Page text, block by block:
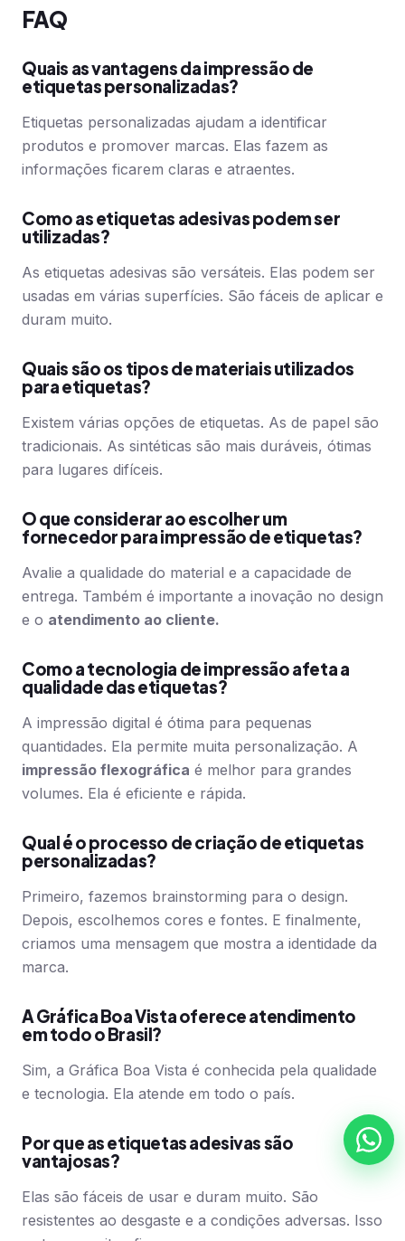
FAQ
Quais as vantagens da impressão de
etiquetas personalizadas?
Etiquetas personalizadas ajudam a identificar
produtos e promover marcas. Elas fazem as
informações ficarem claras e atraentes.
Como as etiquetas adesivas podem ser
utilizadas?
As etiquetas adesivas são versáteis. Elas podem ser
usadas em várias superfícies. São fáceis de aplicar e
duram muito.
Quais são os tipos de materiais utilizados
para etiquetas?
Existem várias opções de etiquetas. As de papel são
tradicionais. As sintéticas são mais duráveis, ótimas
para lugares difíceis.
O que considerar ao escolher um
fornecedor para impressão de etiquetas?
Avalie a qualidade do material e a capacidade de
entrega. Também é importante a inovação no design
e o atendimento ao cliente.
Como a tecnologia de impressão afeta a
qualidade das etiquetas?
A impressão digital é ótima para pequenas
quantidades. Ela permite muita personalização. A
impressão flexográfica é melhor para grandes
volumes. Ela é eficiente e rápida.
Qual é o processo de criação de etiquetas
personalizadas?
Primeiro, fazemos brainstorming para o design.
Depois, escolhemos cores e fontes. E finalmente,
criamos uma mensagem que mostra a identidade da
marca.
A Gráfica Boa Vista oferece atendimento
em todo o Brasil?
Sim, a Gráfica Boa Vista é conhecida pela qualidade
e tecnologia. Ela atende em todo o país.
Por que as etiquetas adesivas são
vantajosas?
Elas são fáceis de usar e duram muito. São
resistentes ao desgaste e a condições adversas. Isso